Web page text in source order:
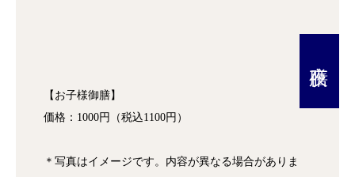
【お子様御膳】
価格：1000円（税込1100円）
＊写真はイメージです。内容が異なる場合がありま